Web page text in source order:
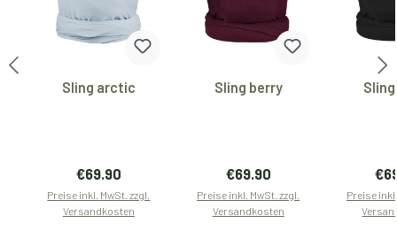
Sling arctic
Regulärer Preis:
€69.90
Preise inkl. MwSt. zzgl.
Versandkosten
Sling berry
Regulärer Preis:
€69.90
Preise inkl. MwSt. zzgl.
Versandkosten
Preise